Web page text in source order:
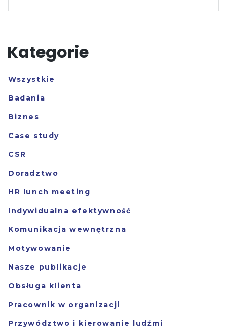
Kategorie
Wszystkie
Badania
Biznes
Case study
CSR
Doradztwo
HR lunch meeting
Indywidualna efektywność
Komunikacja wewnętrzna
Motywowanie
Nasze publikacje
Obsługa klienta
Pracownik w organizacji
Przywództwo i kierowanie ludźmi